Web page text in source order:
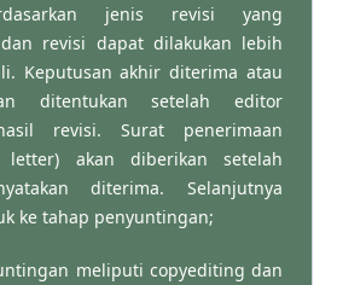
jenis revisi yang
revisi dapat dilakukan lebih
Keputusan akhir diterima atau
ditentukan setelah editor
revisi. Surat penerimaan
letter) akan diberikan setelah
diterima. Selanjutnya
ke tahap penyuntingan;
meliputi copyediting dan